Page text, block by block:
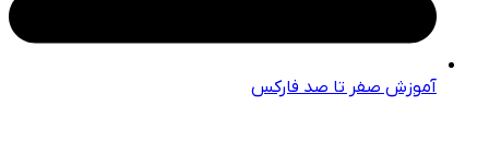
آموزش صفر تا صد فارکس